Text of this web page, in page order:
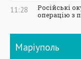
11:28
Російські
операцію з
Маріуполь